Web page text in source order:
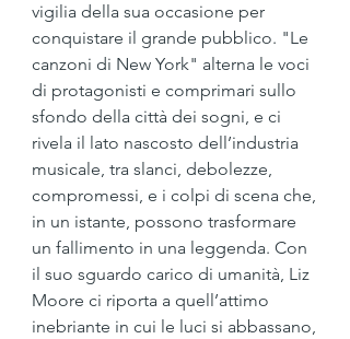
vigilia della sua occasione per
conquistare il grande pubblico. "Le
canzoni di New York" alterna le voci
di protagonisti e comprimari sullo
sfondo della città dei sogni, e ci
rivela il lato nascosto dell’industria
musicale, tra slanci, debolezze,
compromessi, e i colpi di scena che,
in un istante, possono trasformare
un fallimento in una leggenda. Con
il suo sguardo carico di umanità, Liz
Moore ci riporta a quell’attimo
inebriante in cui le luci si abbassano,